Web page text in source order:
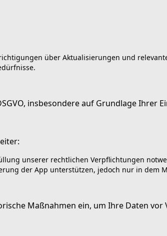
über Aktualisierungen und
insbesondere auf Grundlage
unserer rechtlichen Verpflichtungen
der App unterstützen, jedoch nur in dem
Maßnahmen ein, um Ihre Daten